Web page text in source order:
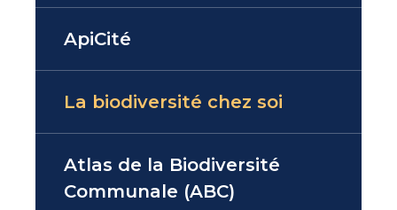
ApiCité
La biodiversité chez soi
Atlas de la Biodiversité
Communale (ABC)